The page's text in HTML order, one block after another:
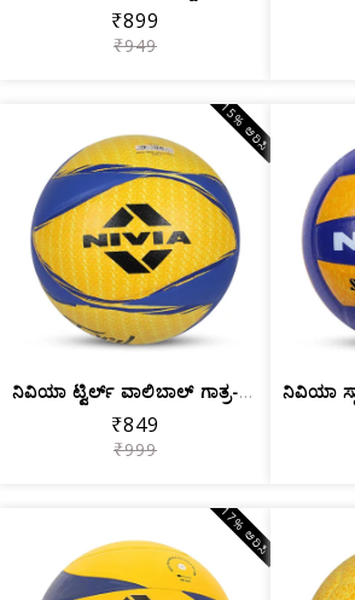
₹899
₹949
ನಿವಿಯಾ ಟ್ವಿರ್ಲ್ ವಾಲಿಬಾಲ್ ಗಾತ್ರ-4 (ಹಳದ...
₹849
₹999
15% ಆರಿಸಿ
17% ಆರಿಸಿ